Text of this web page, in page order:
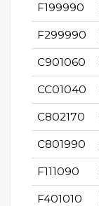
F199990
F299990
C901060
CC01040
C802170
C801990
F111090
F401010